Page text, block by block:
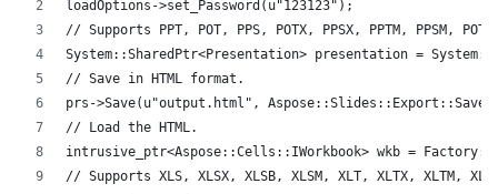
loadOptions->set_Password(u"123123");
// Supports PPT, POT, PPS, POTX, PPSX, PPTM, PPSM,
System::SharedPtr<Presentation> presentation =
// Save in HTML format.
prs->Save(u"output.html",
// Load the HTML.
intrusive_ptr<Aspose::Cells::IWorkbook> wkb =
// Supports XLS, XLSX, XLSB, XLSM, XLT, XLTX, XLTM,